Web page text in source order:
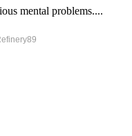
mental problems....